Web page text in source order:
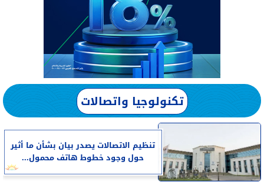
تكنولوجيا واتصالات
تنظيم الاتصالات يصدر بيان بشأن ما أثير
حول وجود خطوط هاتف محمول...